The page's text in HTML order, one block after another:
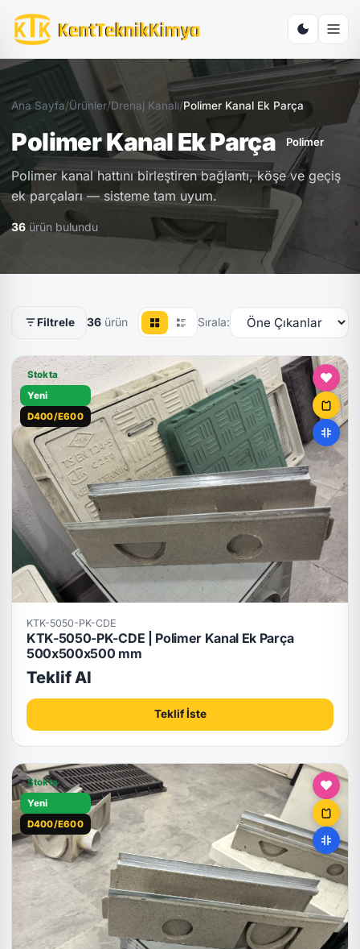
Ana Sayfa/Ürünler/Drenaj Kanalı/Polimer Kanal Ek Parça
Polimer Kanal Ek Parça Polimer
Polimer kanal hattını birleştiren bağlantı, köşe ve geçiş
ek parçaları — sisteme tam uyum.
36 ürün bulundu
Filtrele 36 ürün Sırala:
Stokta
Yeni
D400/E600
KTK-5050-PK-CDE
KTK-5050-PK-CDE | Polimer Kanal Ek Parça
500x500x500 mm
Teklif Al
Teklif İste
Stokta
Yeni
D400/E600